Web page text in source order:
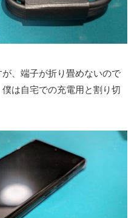
、端子が折り畳めないので
は自宅での充電用と割り切